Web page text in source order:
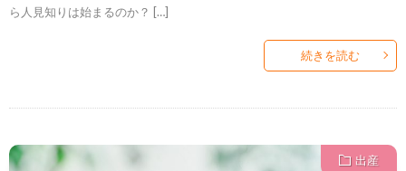
ら人見知りは始まるのか？ […]
続きを読む
出産